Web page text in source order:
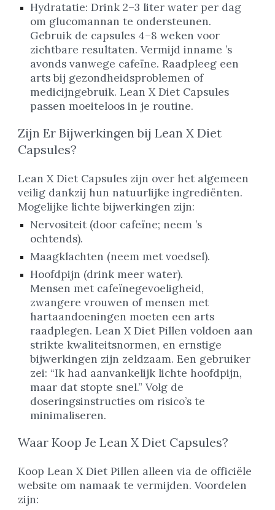
Hydratatie: Drink 2–3 liter water per dag
om glucomannan te ondersteunen.
Gebruik de capsules 4–8 weken voor
zichtbare resultaten. Vermijd inname ’s
avonds vanwege cafeïne. Raadpleeg een
arts bij gezondheidsproblemen of
medicijngebruik. Lean X Diet Capsules
passen moeiteloos in je routine.
Zijn Er Bijwerkingen bij Lean X Diet
Capsules?
Lean X Diet Capsules zijn over het algemeen
veilig dankzij hun natuurlijke ingrediënten.
Mogelijke lichte bijwerkingen zijn:
Nervositeit (door cafeïne; neem ’s
ochtends).
Maagklachten (neem met voedsel).
Hoofdpijn (drink meer water).
Mensen met cafeïnegevoeligheid,
zwangere vrouwen of mensen met
hartaandoeningen moeten een arts
raadplegen. Lean X Diet Pillen voldoen aan
strikte kwaliteitsnormen, en ernstige
bijwerkingen zijn zeldzaam. Een gebruiker
zei: “Ik had aanvankelijk lichte hoofdpijn,
maar dat stopte snel.” Volg de
doseringsinstructies om risico’s te
minimaliseren.
Waar Koop Je Lean X Diet Capsules?
Koop Lean X Diet Pillen alleen via de officiële
website om namaak te vermijden. Voordelen
zijn: